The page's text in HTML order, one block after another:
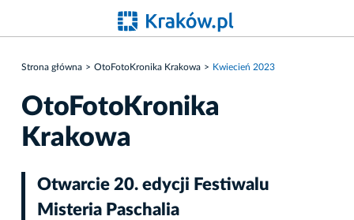
Strona główna OtoFotoKronika Krakowa Kwiecień 2023
OtoFotoKronika
Krakowa
Otwarcie 20. edycji Festiwalu
Misteria Paschalia